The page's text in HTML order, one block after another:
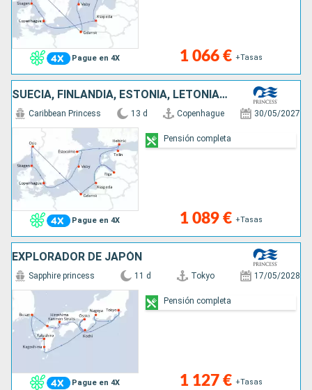
Pague en 4X 1 066 € +Tasas
SUECIA, FINLANDIA, ESTONIA, LETONIA, LITUANIA, POLONIA, NORUEGA, DINAMARCA
Pague en 4X
Caribbean Princess 13 d Copenhague 30/05/2027
1 089 € +Tasas
Pensión completa
EXPLORADOR DE JAPÓN
Pague en 4X
Sapphire princess 11 d Tokyo 17/05/2028
1 127 € +Tasas
Pensión completa